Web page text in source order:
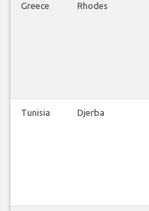
Greece Rhodes
Tunisia Djerba